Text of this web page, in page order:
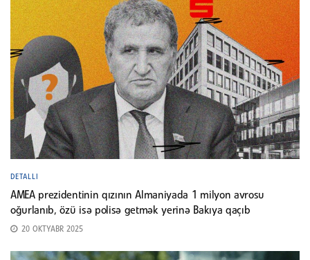
DETALLI
AMEA prezidentinin qızının Almaniyada 1 milyon avrosu
oğurlanıb, özü isə polisə getmək yerinə Bakıya qaçıb
20 OKTYABR 2025